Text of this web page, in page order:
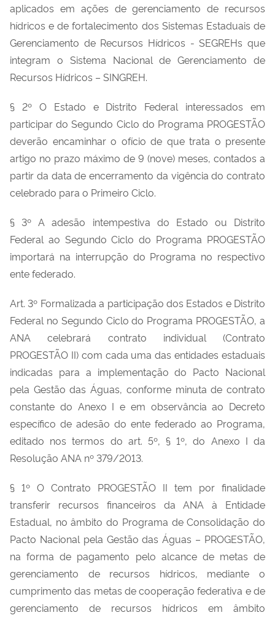
aplicados em ações de gerenciamento de recursos
hídricos e de fortalecimento dos Sistemas Estaduais de
Gerenciamento de Recursos Hídricos - SEGREHs que
integram o Sistema Nacional de Gerenciamento de
Recursos Hídricos – SINGREH.
§ 2º O Estado e Distrito Federal interessados em
participar do Segundo Ciclo do Programa PROGESTÃO
deverão encaminhar o ofício de que trata o presente
artigo no prazo máximo de 9 (nove) meses, contados a
partir da data de encerramento da vigência do contrato
celebrado para o Primeiro Ciclo.
§ 3º A adesão intempestiva do Estado ou Distrito
Federal ao Segundo Ciclo do Programa PROGESTÃO
importará na interrupção do Programa no respectivo
ente federado.
Art. 3º Formalizada a participação dos Estados e Distrito
Federal no Segundo Ciclo do Programa PROGESTÃO, a
ANA celebrará contrato individual (Contrato
PROGESTÃO II) com cada uma das entidades estaduais
indicadas para a implementação do Pacto Nacional
pela Gestão das Águas, conforme minuta de contrato
constante do Anexo I e em observância ao Decreto
específico de adesão do ente federado ao Programa,
editado nos termos do art. 5º, § 1º, do Anexo I da
Resolução ANA nº 379/2013.
§ 1º O Contrato PROGESTÃO II tem por finalidade
transferir recursos financeiros da ANA à Entidade
Estadual, no âmbito do Programa de Consolidação do
Pacto Nacional pela Gestão das Águas – PROGESTÃO,
na forma de pagamento pelo alcance de metas de
gerenciamento de recursos hídricos, mediante o
cumprimento das metas de cooperação federativa e de
gerenciamento de recursos hídricos em âmbito